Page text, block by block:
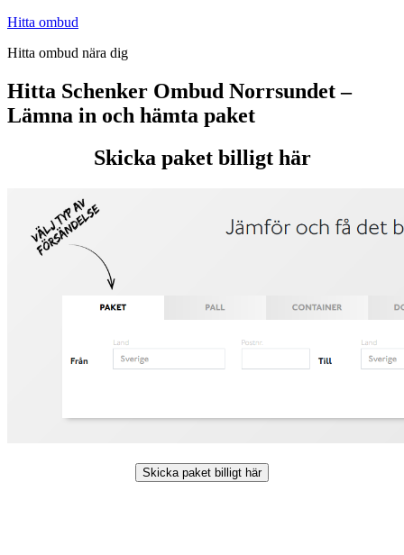
Hoppa
innehåll
Hitta ombud
Hitta ombud nära dig
Hitta Schenker Ombud Norrsundet –
Lämna in och hämta paket
Skicka paket billigt här
Skicka paket billigt här